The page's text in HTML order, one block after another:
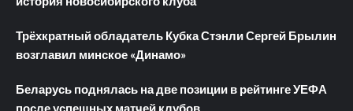
Трёхкратный обладатель Кубка Стэнли Сергей Брылин
возглавил минское «Динамо»
Беларусь поднялась на две позиции в рейтинге УЕФА
после успешных матчей клубов